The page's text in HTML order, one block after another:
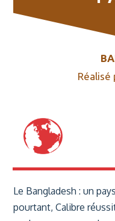
Réalisé
Le Bangladesh : un
pourtant, Calibre